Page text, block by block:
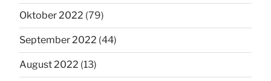
Oktober 2022 (79)
September 2022 (44)
August 2022 (13)